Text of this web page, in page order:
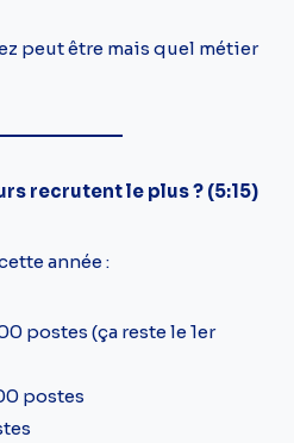
peut être mais quel métier
recrutent le plus ? (5:15)
année :
postes (ça reste le 1er
postes